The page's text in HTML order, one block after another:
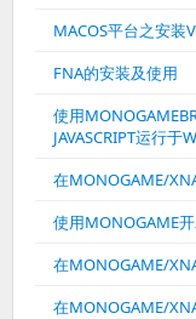
MACOS平台之安装
FNA的安装及使用
使用
JAVASCRIPT运行于
在MONOGAME/
使用MONOGAME
在MONOGAME/
在MONOGAME/